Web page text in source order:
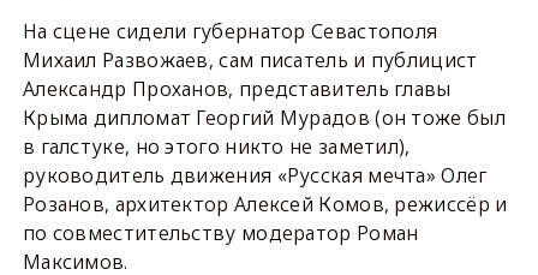
На сцене сидели губернатор Севастополя
Михаил Развожаев, сам писатель и публицист
Александр Проханов, представитель главы
Крыма дипломат Георгий Мурадов (он тоже был
в галстуке, но этого никто не заметил),
руководитель движения «Русская мечта» Олег
Розанов, архитектор Алексей Комов, режиссёр и
по совместительству модератор Роман
Максимов.